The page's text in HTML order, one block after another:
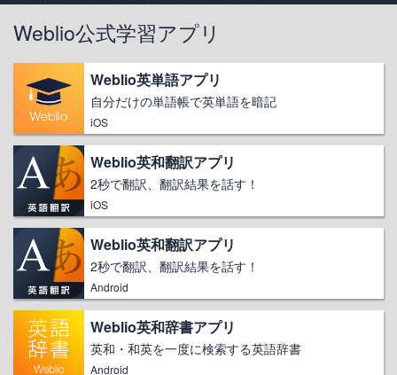
Weblio公式学習アプリ
Weblio英単語アプリ
自分だけの単語帳で英単語を暗記
iOS
Weblio英和翻訳アプリ
2秒で翻訳、翻訳結果を話す！
iOS
Weblio英和翻訳アプリ
2秒で翻訳、翻訳結果を話す！
Android
Weblio英和辞書アプリ
英和・和英を一度に検索する英語辞書
Android